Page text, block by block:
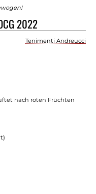
2022
Tenimenti Andreucci
nach roten Früchten